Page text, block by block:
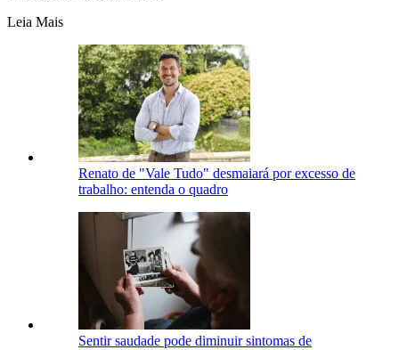
Leia Mais
Renato de "Vale Tudo" desmaiará por excesso de
trabalho: entenda o quadro
Sentir saudade pode diminuir sintomas de